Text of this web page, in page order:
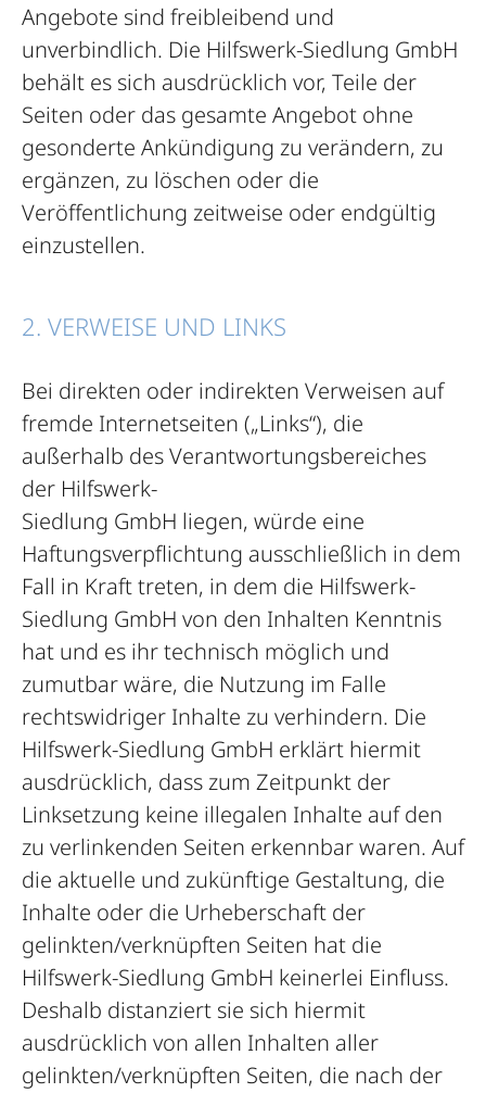
Angebote sind freibleibend und
unverbindlich. Die Hilfswerk-Siedlung GmbH
behält es sich ausdrücklich vor, Teile der
Seiten oder das gesamte Angebot ohne
gesonderte Ankündigung zu verändern, zu
ergänzen, zu löschen oder die
Veröffentlichung zeitweise oder endgültig
einzustellen.
2. VERWEISE UND LINKS
Bei direkten oder indirekten Verweisen auf
fremde Internetseiten („Links“), die
außerhalb des Verantwortungsbereiches
der Hilfswerk-
Siedlung GmbH liegen, würde eine
Haftungsverpflichtung ausschließlich in dem
Fall in Kraft treten, in dem die Hilfswerk-
Siedlung GmbH von den Inhalten Kenntnis
hat und es ihr technisch möglich und
zumutbar wäre, die Nutzung im Falle
rechtswidriger Inhalte zu verhindern. Die
Hilfswerk-Siedlung GmbH erklärt hiermit
ausdrücklich, dass zum Zeitpunkt der
Linksetzung keine illegalen Inhalte auf den
zu verlinkenden Seiten erkennbar waren. Auf
die aktuelle und zukünftige Gestaltung, die
Inhalte oder die Urheberschaft der
gelinkten/verknüpften Seiten hat die
Hilfswerk-Siedlung GmbH keinerlei Einfluss.
Deshalb distanziert sie sich hiermit
ausdrücklich von allen Inhalten aller
gelinkten/verknüpften Seiten, die nach der